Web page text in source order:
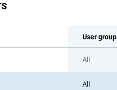
User group
All
All